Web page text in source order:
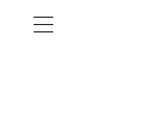
Primary
Menu